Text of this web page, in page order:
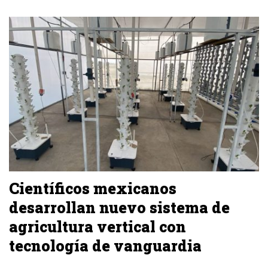
Científicos mexicanos
desarrollan nuevo sistema de
agricultura vertical con
tecnología de vanguardia